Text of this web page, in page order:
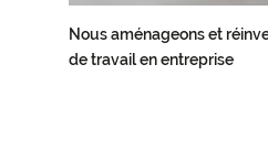
Nous aménageons et
de travail en entreprise